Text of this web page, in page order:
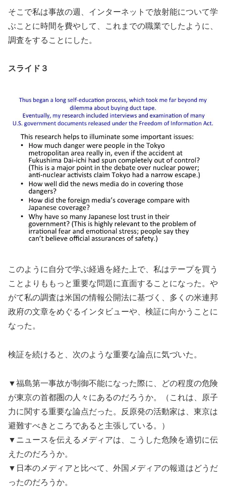
そこで私は事故の週、インターネットで放射能について学
ぶことに時間を費やして、これまでの職業でしたように、
調査をすることにした。
スライド３
このように自分で学ぶ経過を経た上で、私はテープを買う
ことよりももっと重要な問題に直面することになった。や
がて私の調査は米国の情報公開法に基づく、多くの米連邦
政府の文章をめぐるインタビューや、検証に向かうことに
なった。
検証を続けると、次のような重要な論点に気づいた。
▼福島第一事故が制御不能になった際に、どの程度の危険
が東京の首都圏の人々にあるのだろうか。（これは、原子
力に関する重要な論点だった。反原発の活動家は、東京は
避難すべきところであると主張している。）
▼ニュースを伝えるメディアは、こうした危険を適切に伝
えたのだろうか。
▼日本のメディアと比べて、外国メディアの報道はどうだ
ったのだろうか。